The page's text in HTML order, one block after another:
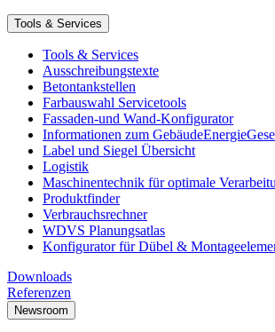
Tools & Services
Tools & Services
Ausschreibungstexte
Betontankstellen
Farbauswahl Servicetools
Fassaden-und Wand-Konfigurator
Informationen zum
Label und Siegel Übersicht
Logistik
Maschinentechnik für optimale
Produktfinder
Verbrauchsrechner
WDVS Planungsatlas
Konfigurator für Dübel &
Downloads
Referenzen
Newsroom